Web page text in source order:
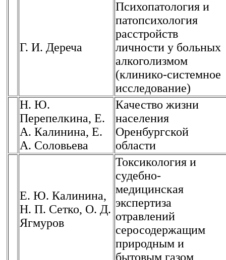
Г. И. Дереча
Психопатология и
патопсихология
расстройств
личности у больных
алкоголизмом
(клинико-системное
исследование)
Н. Ю.
Перепелкина, Е.
А. Калинина, Е.
А. Соловьева
Качество жизни
населения
Оренбургской
области
Е. Ю. Калинина,
Н. П. Сетко, О. Д.
Ягмуров
Токсикология и
судебно-
медицинская
экспертиза
отравлений
серосодержащим
природным и
бытовым газом